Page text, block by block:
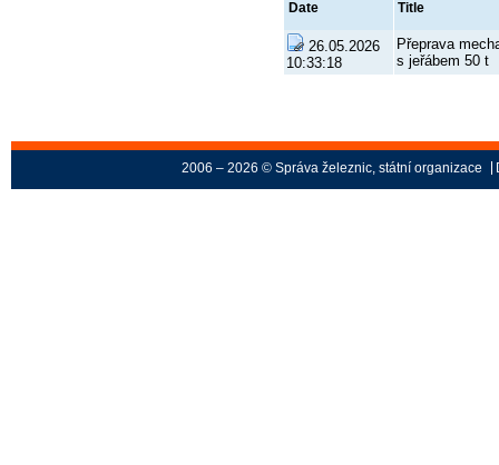
Date Title
26.05.2026
10:33:18
Přeprava
s jeřábem 50 t
2006 – 2026 © Správa železnic, státní organizace